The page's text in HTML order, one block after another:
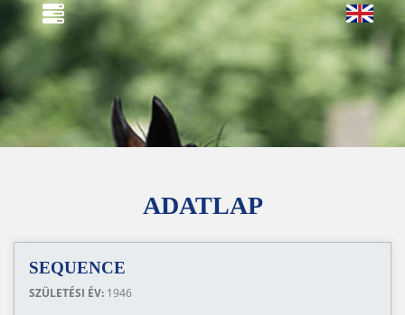
ADATLAP
SEQUENCE
SZÜLETÉSI ÉV: 1946